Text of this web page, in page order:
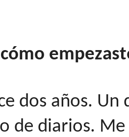
dos años.
de diarios.